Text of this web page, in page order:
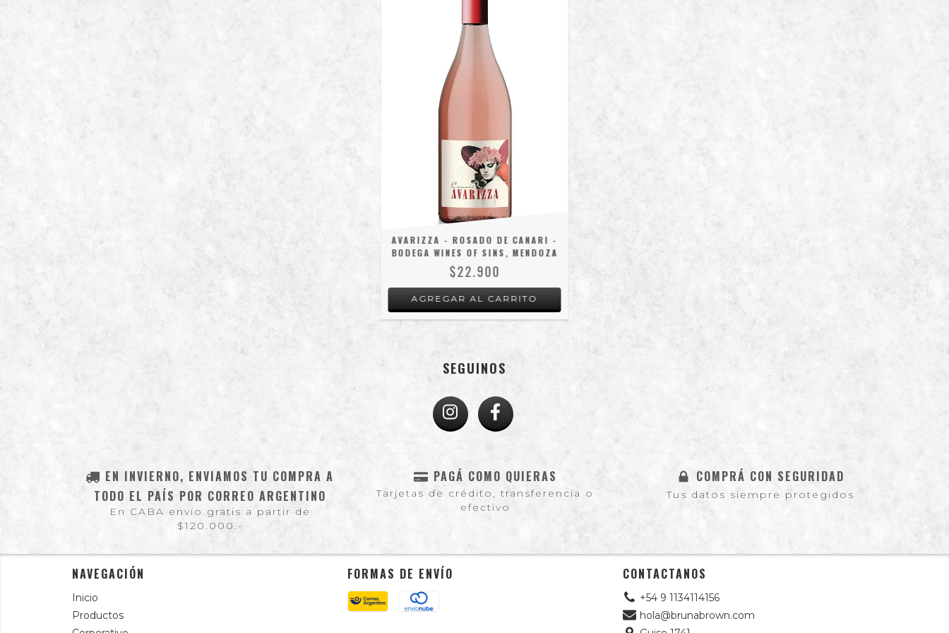
AVARIZZA - ROSADO DE CANARI -
BODEGA WINES OF SINS, MENDOZA
$22.900
SEGUINOS
EN INVIERNO, ENVIAMOS TU COMPRA A
TODO EL PAÍS POR CORREO ARGENTINO
En CABA envío gratis a partir de
$120.000.-
PAGÁ COMO QUIERAS
Tarjetas de crédito, transferencia o
efectivo
COMPRÁ CON SEGURIDAD
Tus datos siempre protegidos
NAVEGACIÓN
Inicio
Productos
FORMAS DE ENVÍO CONTACTANOS
+54 9 1134114156
hola@brunabrown.com